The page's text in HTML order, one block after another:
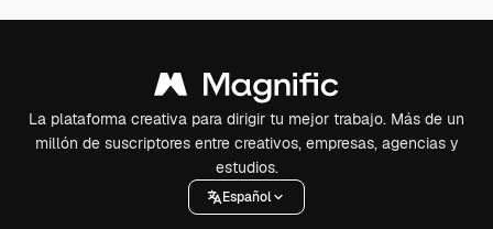
La plataforma creativa para dirigir tu mejor trabajo. Más de un
millón de suscriptores entre creativos, empresas, agencias y
estudios.
Español